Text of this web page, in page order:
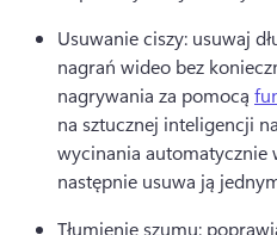
Usuwanie ciszy: usuwaj
nagrań wideo bez
nagrywania za pomocą
na sztucznej inteligencji
wycinania automatycznie
następnie usuwa ją
Tłumienie szumu: